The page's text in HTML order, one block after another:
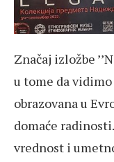
Značaj izložbe
u tome da
obrazovana u
domaće
vrednost i